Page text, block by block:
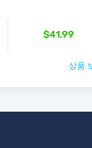
$41.99
상품